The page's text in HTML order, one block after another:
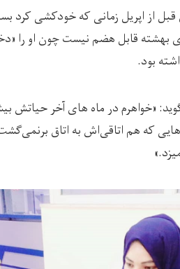
از اپریل زمانی که خودکشی کرد
بهشته قابل هضم نیست چون او را
بود.
«خواهرم در ماه های آخر حیاتش
که هم اتاقی‌اش به اتاق